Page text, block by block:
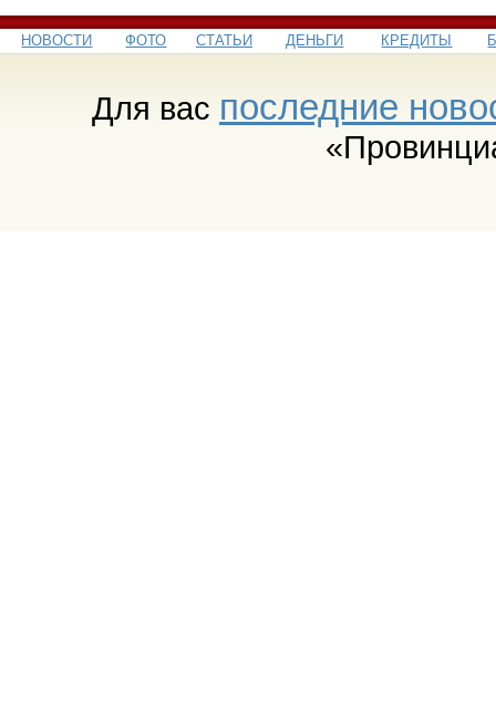
НОВОСТИ ФОТО СТАТЬИ ДЕНЬГИ КРЕДИТЫ
Для вас последние